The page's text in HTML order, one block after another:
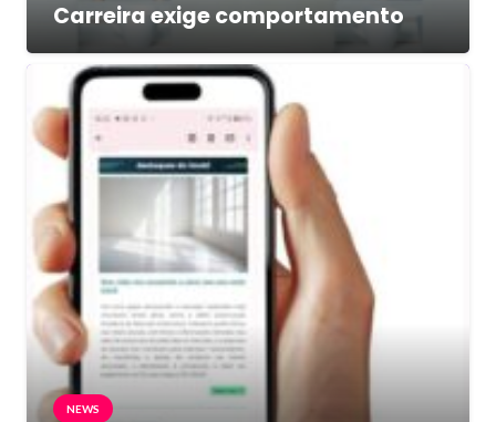
Carreira exige comportamento
NEWS